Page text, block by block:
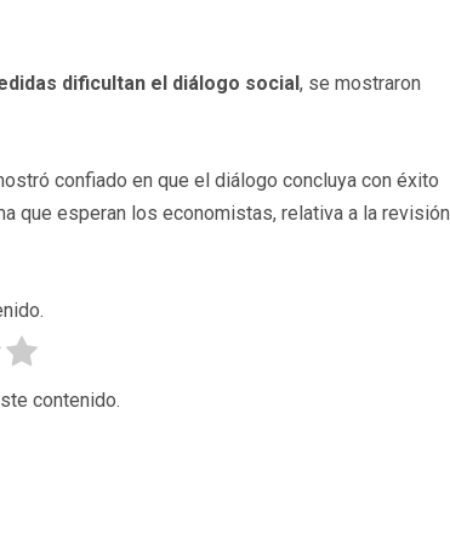
dificultan el diálogo social , se mostraron
confiado en que el diálogo concluya con éxito
que esperan los economistas, relativa a la revisión
contenido.